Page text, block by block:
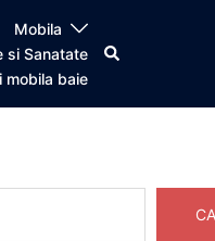
Mobila
si Sanatate
mobila baie
Caută